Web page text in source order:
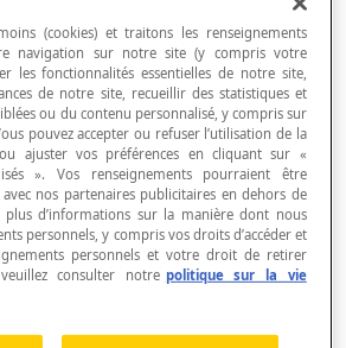
obtenue par la rotation d'un
diamètre.
(cookies) et traitons les renseignements
navigation sur notre site (y compris votre
les fonctionnalités essentielles de notre site,
de notre site, recueillir des statistiques et
ou du contenu personnalisé, y compris sur
pouvez accepter ou refuser l’utilisation de la
ajuster vos préférences en cliquant sur «
». Vos renseignements pourraient être
nos partenaires publicitaires en dehors de
d’informations sur la manière dont nous
personnels, y compris vos droits d’accéder et
personnels et votre droit de retirer
consulter notre politique sur la vie